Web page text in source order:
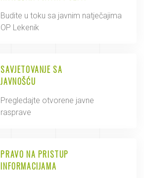
Budite u toku sa javnim natječajima
OP Lekenik
SAVJETOVANJE SA
JAVNOŠĆU
Pregledajte otvorene javne
rasprave
PRAVO NA PRISTUP
INFORMACIJAMA